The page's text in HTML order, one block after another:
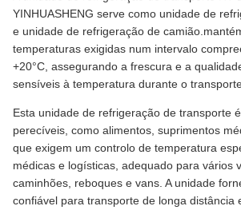
YINHUASHENG serve como unidade de
e unidade de refrigeração de
temperaturas exigidas num intervalo
+20°C, assegurando a frescura e a
sensíveis à temperatura durante o
Esta unidade de refrigeração de transporte
perecíveis, como alimentos, suprimentos
que exigem um controlo de temperatura
médicas e logísticas, adequado para vários
caminhões, reboques e vans. A unidade
confiável para transporte de longa distância